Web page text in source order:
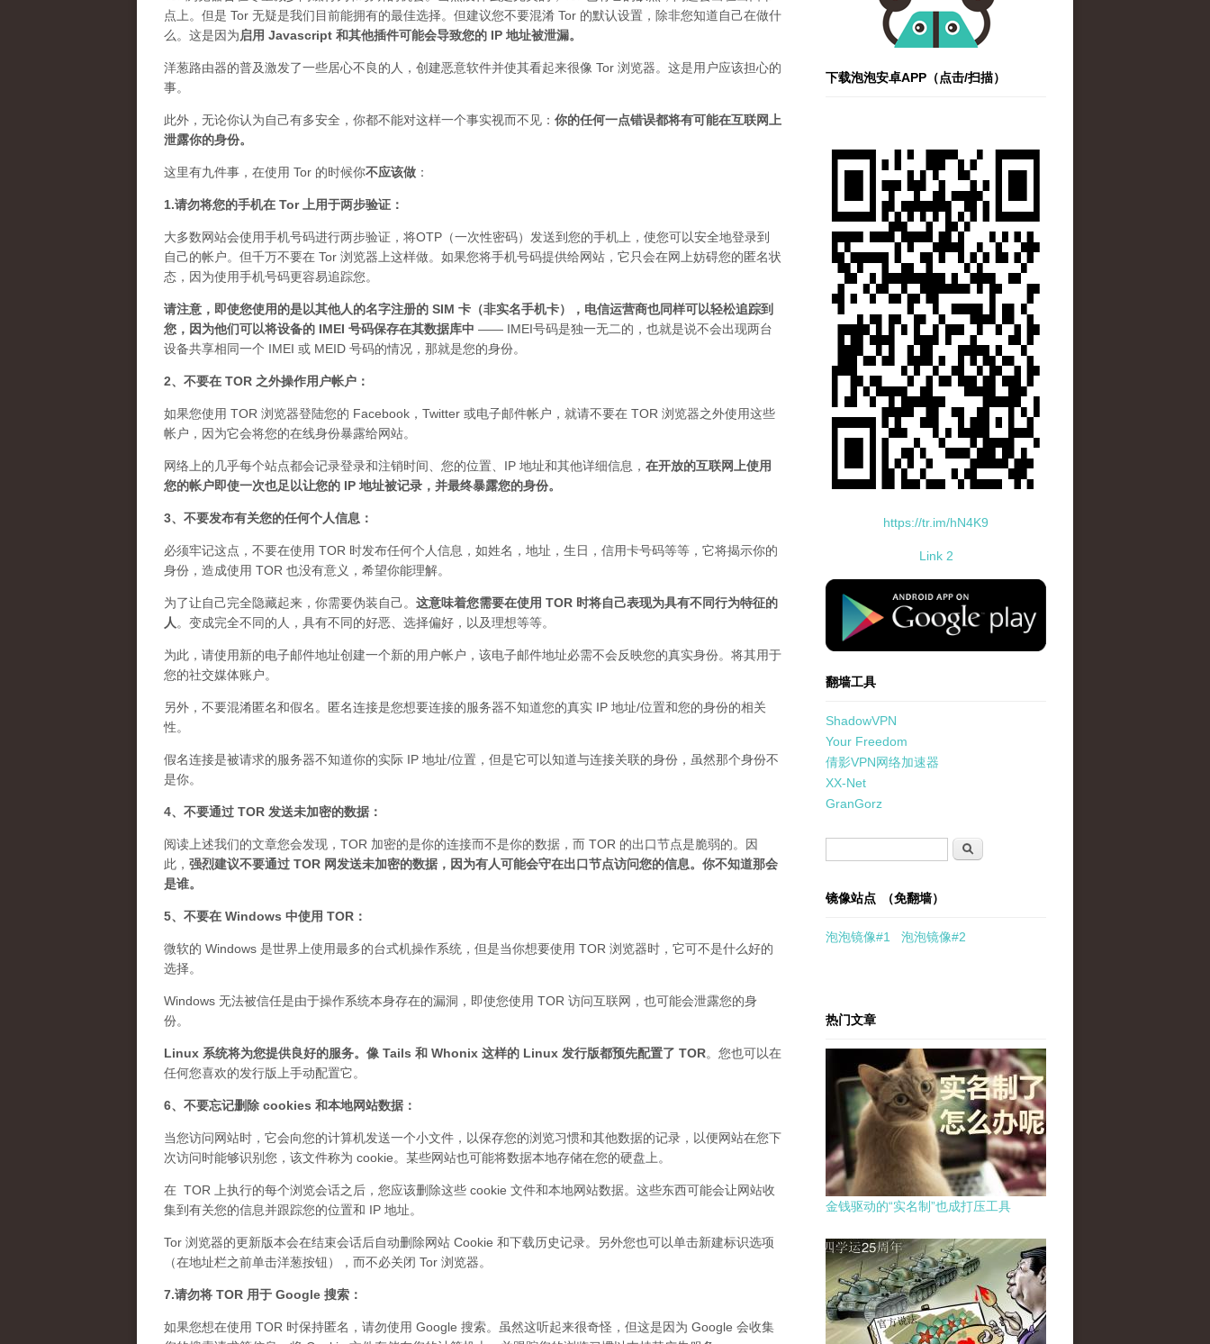
点上。但是 Tor 无疑是我们目前能拥有的最佳选择。但建议您不要混淆 Tor 的默认设置，除非您知道自己在做什
么。这是因为启用 Javascript 和其他插件可能会导致您的 IP 地址被泄漏。
洋葱路由器的普及激发了一些居心不良的人，创建恶意软件并使其看起来很像 Tor 浏览器。这是用户应该担心的
事。
此外，无论你认为自己有多安全，你都不能对这样一个事实视而不见： 你的任何一点错误都将有可能在互联网上
泄露你的身份。
这里有九件事，在使用 Tor 的时候你不应该做 ：
1.请勿将您的手机在 Tor 上用于两步验证：
大多数网站会使用手机号码进行两步验证，将OTP（一次性密码）发送到您的手机上，使您可以安全地登录到
自己的帐户。但千万不要在 Tor 浏览器上这样做。如果您将手机号码提供给网站，它只会在网上妨碍您的匿名状
态，因为使用手机号码更容易追踪您。
请注意，即使您使用的是以其他人的名字注册的 SIM 卡（非实名手机卡），电信运营商也同样可以轻松追踪到
您，因为他们可以将设备的 IMEI 号码保存在其数据库中 —— IMEI号码是独一无二的，也就是说不会出现两台
设备共享相同一个 IMEI 或 MEID 号码的情况，那就是您的身份。
2、不要在 TOR 之外操作用户帐户：
如果您使用 TOR 浏览器登陆您的 Facebook，Twitter 或电子邮件帐户，就请不要在 TOR 浏览器之外使用这些
帐户，因为它会将您的在线身份暴露给网站。
网络上的几乎每个站点都会记录登录和注销时间、您的位置、IP 地址和其他详细信息， 在开放的互联网上使用
您的帐户即使一次也足以让您的 IP 地址被记录，并最终暴露您的身份。
3、不要发布有关您的任何个人信息：
必须牢记这点，不要在使用 TOR 时发布任何个人信息，如姓名，地址，生日，信用卡号码等等，它将揭示你的
身份，造成使用 TOR 也没有意义，希望你能理解。
为了让自己完全隐藏起来，你需要伪装自己。 这意味着您需要在使用 TOR 时将自己表现为具有不同行为特征的
人 。 变成完全不同的人，具有不同的好恶、选择偏好，以及理想等等。
为此，请使用新的电子邮件地址创建一个新的用户帐户，该电子邮件地址必需不会反映您的真实身份。将其用于
您的社交媒体账户。
另外，不要混淆匿名和假名。匿名连接是您想要连接的服务器不知道您的真实 IP 地址/位置和您的身份的相关
性。
假名连接是被请求的服务器不知道你的实际 IP 地址/位置，但是它可以知道与连接关联的身份，虽然那个身份不
是你。
4、不要通过 TOR 发送未加密的数据：
阅读上述我们的文章您会发现，TOR 加密的是你的连接而不是你的数据，而 TOR 的出口节点是脆弱的。因
此， 强烈建议不要通过 TOR 网发送未加密的数据，因为有人可能会守在出口节点访问您的信息。你不知道那会
是谁。
5、不要在 Windows 中使用 TOR：
微软的 Windows 是世界上使用最多的台式机操作系统，但是当你想要使用 TOR 浏览器时，它可不是什么好的
选择。
Windows 无法被信任是由于操作系统本身存在的漏洞，即使您使用 TOR 访问互联网，也可能会泄露您的身
份。
Linux 系统将为您提供良好的服务。像 Tails 和 Whonix 这样的 Linux 发行版都预先配置了 TOR。您也可以在
任何您喜欢的发行版上手动配置它。
6、不要忘记删除 cookies 和本地网站数据：
当您访问网站时，它会向您的计算机发送一个小文件，以保存您的浏览习惯和其他数据的记录，以便网站在您下
次访问时能够识别您，该文件称为 cookie。某些网站也可能将数据本地存储在您的硬盘上。
在 TOR 上执行的每个浏览会话之后，您应该删除这些 cookie 文件和本地网站数据。这些东西可能会让网站收
集到有关您的信息并跟踪您的位置和 IP 地址。
Tor 浏览器的更新版本会在结束会话后自动删除网站 Cookie 和下载历史记录。另外您也可以单击新建标识选项
（在地址栏之前单击洋葱按钮），而不必关闭 Tor 浏览器。
7.请勿将 TOR 用于 Google 搜索：
如果您想在使用 TOR 时保持匿名，请勿使用 Google 搜索。虽然这听起来很奇怪，但这是因为 Google 会收集
下载泡泡安卓APP（点击/扫描）
https://tr.im/hN4K9
Link 2
standard-icon-googleplay-app-store.png
翻墙工具
ShadowVPN
Your Freedom
倩影VPN网络加速器
XX-Net
GranGorz
搜索
镜像站点 （免翻墙）
泡泡镜像#1 泡泡镜像#2
热门文章
金钱驱动的“实名制”也成打压工具